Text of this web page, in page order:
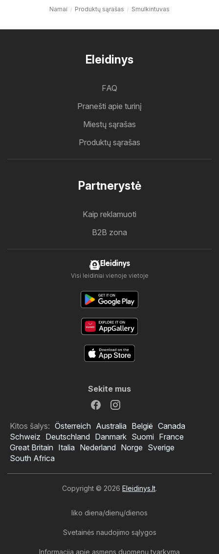
Namai Produktų sąrašas Smulkintuvas
Eleidinys
FAQ
Pranešti apie turinį
Miestų sąrašas
Produktų sąrašas
Partnerystė
Kaip reklamuoti
B2B zona
Eleidinys
Visi leidiniai vienoje vietoje
Sekite mus
Kitos šalys: Österreich Australia België Canada
Schweiz Deutschland Danmark Suomi France
Great Britain Italia Nederland Norge Sverige
South Africa
Copyright © 2026 Eleidinys.lt.
liko diena/dienų/dienos
Svetainės naudojimo sąlygos
Informacija apie asmens duomenų tvarkymą